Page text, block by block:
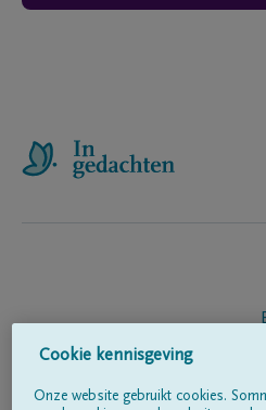
Cookie kennisgeving
Onze website gebruikt cookies.